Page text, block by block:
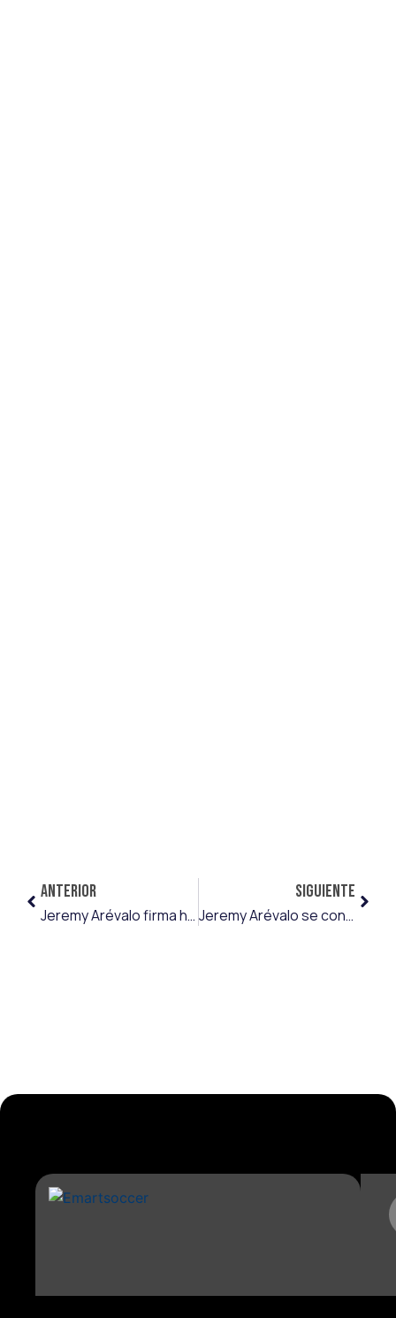
ANTERIOR
Jeremy Arévalo firma hasta 2031 con el VfB Stuttgart, con el que jugará la Europa League
SIGUIENTE
Jeremy Arévalo se convierte en el quinto traspaso más caro de la historia del Real Racing Club de Santander